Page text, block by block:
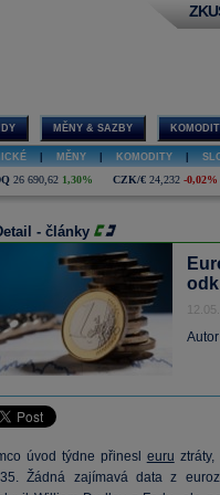
MĚNY & SAZBY
MĚNY KOMODITY
26 690,62 1,30% CZK/€ 24,232 -0,02%
- články
úvod týdne přinesl euru
Žádná zajímavá data z